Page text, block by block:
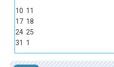
10 11
17 18
24 25
31
1